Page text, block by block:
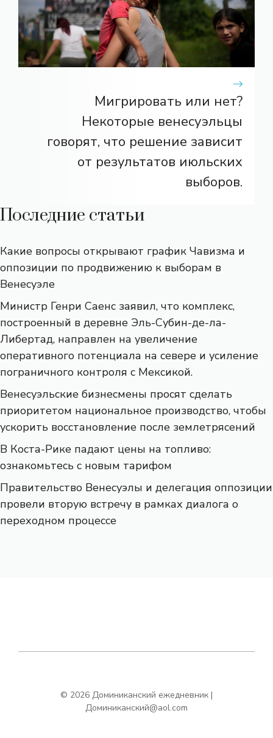
Мигрировать или нет?
Некоторые венесуэльцы
говорят, что решение зависит
от результатов июльских
выборов.
Последние статьи
Какие вопросы открывают график Чавизма и
оппозиции по продвижению к выборам в
Венесуэле
Министр Генри Саенс заявил, что комплекс,
построенный в деревне Эль-Субин-де-ла-
Либертад, направлен на увеличение
оперативного потенциала на севере и усиление
пограничного контроля с Мексикой.
Венесуэльские бизнесмены просят сделать
приоритетом национальное производство, чтобы
ускорить восстановление после землетрясений
В Коста-Рике падают цены на топливо:
ознакомьтесь с новым тарифом
Правительство Венесуэлы и делегация оппозиции
провели вторую встречу в рамках диалога о
переходном процессе
© 2026 Доминиканский ежедневник |
Доминиканский@aol.com